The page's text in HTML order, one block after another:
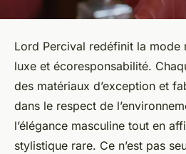
Lord Percival redéfinit la mode
luxe et écoresponsabilité.
des matériaux d’exception et
dans le respect de
l’élégance masculine tout en
stylistique rare. Ce n’est pas